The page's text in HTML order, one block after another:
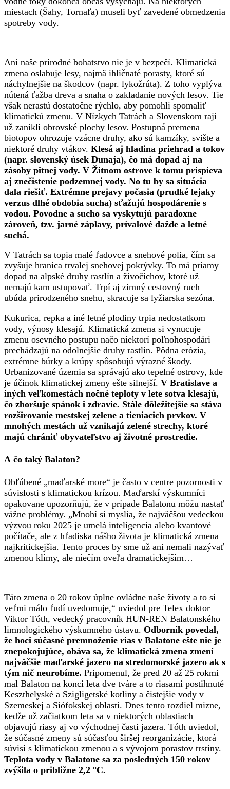
miestach (Šahy, Tornaľa) museli byť zavedené obmedzenia
spotreby vody.
Ani naše prírodné bohatstvo nie je v bezpečí. Klimatická
zmena oslabuje lesy, najmä ihličnaté porasty, ktoré sú
náchylnejšie na škodcov (napr. lykožrúta). Z toho vyplýva
nútená ťažba dreva a snaha o zakladanie nových lesov. Tie
však nerastú dostatočne rýchlo, aby pomohli spomaliť
klimatickú zmenu. V Nízkych Tatrách a Slovenskom raji
už zanikli obrovské plochy lesov. Postupná premena
biotopov ohrozuje vzácne druhy, ako sú kamzíky, svište a
niektoré druhy vtákov. Klesá aj hladina priehrad a tokov
(napr. slovenský úsek Dunaja), čo má dopad aj na
zásoby pitnej vody. V Žitnom ostrove k tomu prispieva
aj znečistenie podzemnej vody. No tu by sa situácia
dala riešiť. Extrémne prejavy počasia (prudké lejaky
verzus dlhé obdobia sucha) sťažujú hospodárenie s
vodou. Povodne a sucho sa vyskytujú paradoxne
zároveň, tzv. jarné záplavy, prívalové dažde a letné
suchá.
V Tatrách sa topia malé ľadovce a snehové polia, čím sa
zvyšuje hranica trvalej snehovej pokrývky. To má priamy
dopad na alpské druhy rastlín a živočíchov, ktoré už
nemajú kam ustupovať. Trpí aj zimný cestovný ruch –
ubúda prirodzeného snehu, skracuje sa lyžiarska sezóna.
Kukurica, repka a iné letné plodiny trpia nedostatkom
vody, výnosy klesajú. Klimatická zmena si vynucuje
zmenu osevného postupu načo niektorí poľnohospodári
prechádzajú na odolnejšie druhy rastlín. Pôdna erózia,
extrémne búrky a krúpy spôsobujú výrazné škody.
Urbanizované územia sa správajú ako tepelné ostrovy, kde
je účinok klimatickej zmeny ešte silnejší. V Bratislave a
iných veľkomestách nočné teploty v lete sotva klesajú,
čo zhoršuje spánok i zdravie. Stále dôležitejšie sa stáva
rozširovanie mestskej zelene a tieniacich prvkov. V
mnohých mestách už vznikajú zelené strechy, ktoré
majú chrániť obyvateľstvo aj životné prostredie.
A čo taký Balaton?
Obľúbené „maďarské more“ je často v centre pozornosti v
súvislosti s klimatickou krízou. Maďarskí výskumníci
opakovane upozorňujú, že v prípade Balatonu môžu nastať
vážne problémy. „Mnohí si myslia, že najväčšou vedeckou
výzvou roku 2025 je umelá inteligencia alebo kvantové
počítače, ale z hľadiska nášho života je klimatická zmena
najkritickejšia. Tento proces by sme už ani nemali nazývať
zmenou klímy, ale niečím oveľa dramatickejším…
Táto zmena o 20 rokov úplne ovládne naše životy a to si
veľmi málo ľudí uvedomuje,“ uviedol pre Telex doktor
Viktor Tóth, vedecký pracovník HUN-REN Balatonského
limnologického výskumného ústavu. Odborník povedal,
že hoci súčasné premnoženie rias v Balatone ešte nie je
znepokojujúce, obáva sa, že klimatická zmena zmení
najväčšie maďarské jazero na stredomorské jazero ak s
tým nič neurobíme. Pripomenul, že pred 20 až 25 rokmi
mal Balaton na konci leta dve tváre a to riasami postihnuté
Keszthelyské a Szigligetské kotliny a čistejšie vody v
Szemeskej a Siófokskej oblasti. Dnes tento rozdiel mizne,
kedže už začiatkom leta sa v niektorých oblastiach
objavujú riasy aj vo východnej časti jazera. Tóth uviedol,
že súčasné zmeny sú súčasťou širšej reorganizácie, ktorá
súvisí s klimatickou zmenou a s vývojom porastov trstiny.
Teplota vody v Balatone sa za posledných 150 rokov
zvýšila o približne 2,2 °C.